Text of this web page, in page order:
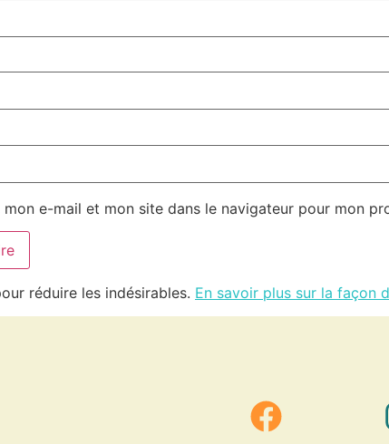
e-mail et mon site dans le navigateur pour mon
réduire les indésirables. En savoir plus sur la façon